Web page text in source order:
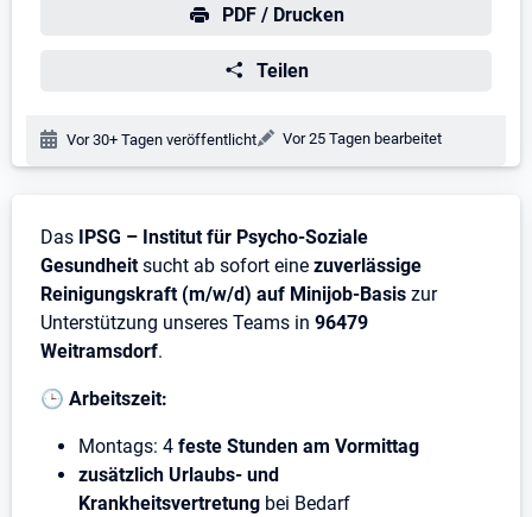
PDF / Drucken
Teilen
Veröffentlichungsdatum:
Vor 30+ Tagen veröffentlicht Änderungsdatum:
Vor 25 Tagen bearbeitet
Stellenbeschreibung
Das IPSG – Institut für Psycho-Soziale
Gesundheitsucht ab sofort eine zuverlässige
Reinigungskraft (m/w/d) auf Minijob-Basis zur
Unterstützung unseres Teams in 96479
Weitramsdorf.
🕒 Arbeitszeit:
Montags: 4 feste Stunden am Vormittag
zusätzlich Urlaubs- und
Krankheitsvertretung bei Bedarf